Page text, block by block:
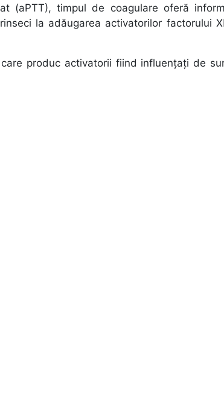
(aPTT), timpul de coagulare oferă
la adăugarea activatorilor factorului
produc activatorii fiind influenţaţi de